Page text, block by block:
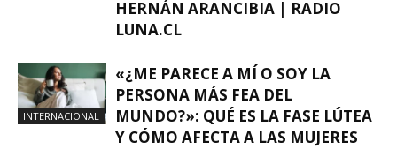
HERNÁN ARANCIBIA | RADIO
LUNA.CL
INTERNACIONAL
«¿ME PARECE A MÍ O SOY LA
PERSONA MÁS FEA DEL
MUNDO?»: QUÉ ES LA FASE LÚTEA
Y CÓMO AFECTA A LAS MUJERES